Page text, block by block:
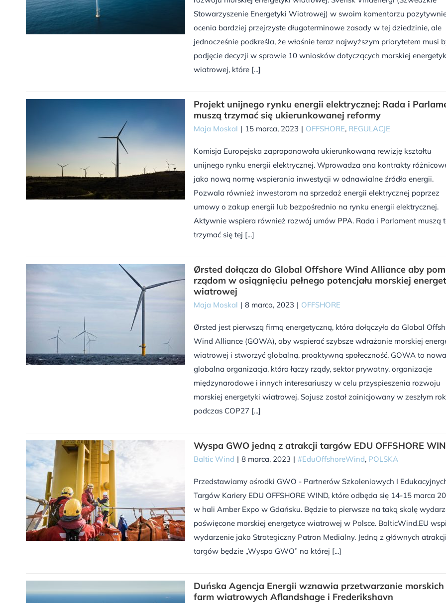
Stowarzyszenie Energetyki Wiatrowej) w swoim komentarzu
ocenia bardziej przejrzyste długoterminowe zasady w tej dziedzinie, ale
jednocześnie podkreśla, że właśnie teraz najwyższym priorytetem musi
podjęcie decyzji w sprawie 10 wniosków dotyczących morskiej
wiatrowej, które [...]
Projekt unijnego rynku energii elektrycznej: Rada i
muszą trzymać się ukierunkowanej reformy
Maja Moskal | 15 marca, 2023 | OFFSHORE, REGULACJE
Komisja Europejska zaproponowała ukierunkowaną rewizję kształtu
unijnego rynku energii elektrycznej. Wprowadza ona kontrakty
jako nową normę wspierania inwestycji w odnawialne źródła energii.
Pozwala również inwestorom na sprzedaż energii elektrycznej poprzez
umowy o zakup energii lub bezpośrednio na rynku energii elektrycznej.
Aktywnie wspiera również rozwój umów PPA. Rada i Parlament muszą
trzymać się tej [...]
Ørsted dołącza do Global Offshore Wind Alliance aby
rządom w osiągnięciu pełnego potencjału morskiej
wiatrowej
Maja Moskal | 8 marca, 2023 | OFFSHORE
Ørsted jest pierwszą firmą energetyczną, która dołączyła do Global
Wind Alliance (GOWA), aby wspierać szybsze wdrażanie morskiej
wiatrowej i stworzyć globalną, proaktywną społeczność. GOWA to nowa
globalna organizacja, która łączy rządy, sektor prywatny, organizacje
międzynarodowe i innych interesariuszy w celu przyspieszenia rozwoju
morskiej energetyki wiatrowej. Sojusz został zainicjowany w zeszłym
podczas COP27 [...]
Wyspa GWO jedną z atrakcji targów EDU OFFSHORE
Baltic Wind | 8 marca, 2023 | #EduOffshoreWind, POLSKA
Przedstawiamy ośrodki GWO - Partnerów Szkoleniowych I
Targów Kariery EDU OFFSHORE WIND, które odbęda się 14-15 marca
w hali Amber Expo w Gdańsku. Będzie to pierwsze na taką skalę
poświęcone morskiej energetyce wiatrowej w Polsce. BalticWind.EU
wydarzenie jako Strategiczny Patron Medialny. Jedną z głównych atrakcji
targów będzie „Wyspa GWO” na której [...]
Duńska Agencja Energii wznawia przetwarzanie morskich
farm wiatrowych Aflandshage i Frederikshavn